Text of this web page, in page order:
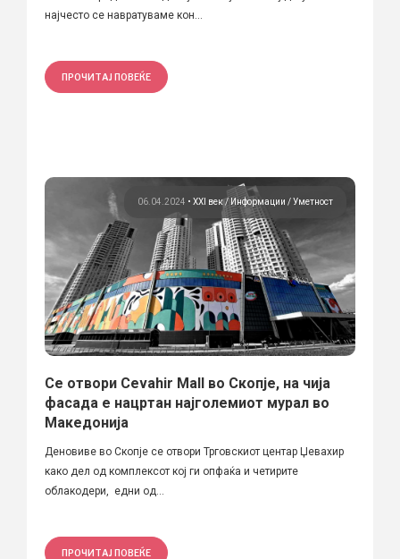
најчесто се навратуваме кон...
ПРОЧИТАЈ ПОВЕЌЕ
06.04.2024 • XXI век Информации Уметност
Се отвори Cevahir Mall во Скопје, на чија
фасада е нацртан најголемиот мурал во
Македонија
Деновиве во Скопје се отвори Трговскиот центар Џевахир
како дел од комплексот кој ги опфаќа и четирите
облакодери, едни од...
ПРОЧИТАЈ ПОВЕЌЕ